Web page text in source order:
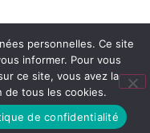
personnelles. Ce site
informer. Pour vous
ce site, vous avez la
de tous les cookies.
de confidentialité